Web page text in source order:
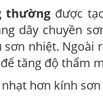
thường được
dây chuyền
nhiệt. Ngoài
tăng độ thẩm
hơn kính